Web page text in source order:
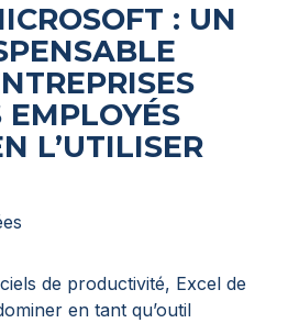
: UN
L’UTILISER
de productivité, Excel de
en tant qu’outil